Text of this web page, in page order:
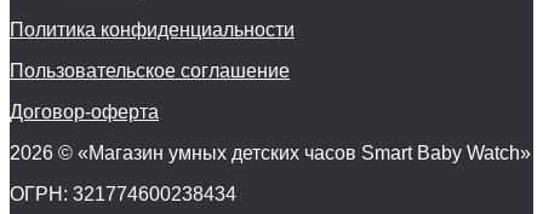
Политика конфиденциальности
Пользовательское соглашение
Договор-оферта
2026 © «Магазин умных детских часов Smart Baby Watch»
ОГРН: 321774600238434